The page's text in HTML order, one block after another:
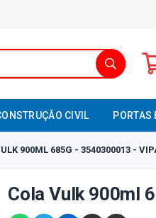
CIVIL PORTAS
900ML 685G - 3540300013 -
Cola Vulk 900ml